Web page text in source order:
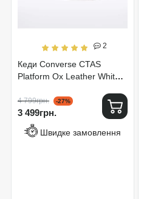
2
Кеди Converse CTAS
Platform Ox Leather White
4 799грн. -27%
3 499грн.
Швидке замовлення